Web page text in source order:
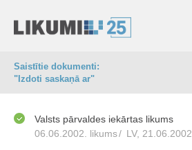
Saistītie dokumenti:
"Izdoti saskaņā ar"
Valsts pārvaldes iekārtas likums
06.06.2002. likums/ LV, 21.06.2002.